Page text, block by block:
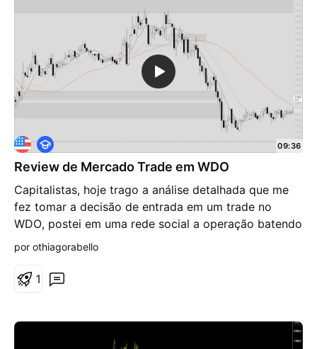
rompimento, o stop não será acionado. Ainda poderá
ocorrer traps acima do topo projetado, inclusive com
rompimento (do topo projetado) que não supere um
pavio prévio.
Review de Mercado Trade em WDO
Capitalistas, hoje trago a análise detalhada que me
fez tomar a decisão de entrada em um trade no
WDO, postei em uma rede social a operação batendo
no alvo. A análise foi detalhada e me rendeu 24,5 pts
no Dólar Futuro. Espero que este review traga
conhecimento para o seu dia a dia.
E
d
u
a
c
i
o
a
09:36
por othiagorabello
1